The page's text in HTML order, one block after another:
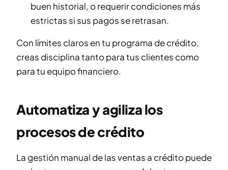
buen historial, o requerir condiciones más
estrictas si sus pagos se retrasan.
Con límites claros en tu programa de crédito,
creas disciplina tanto para tus clientes como
para tu equipo financiero.
Automatiza y agiliza los
procesos de crédito
La gestión manual de las ventas a crédito puede